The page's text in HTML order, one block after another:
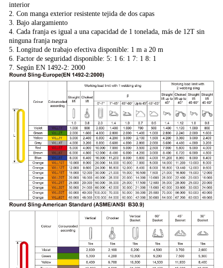
interior
2. Con manga exterior resistente tejida de dos capas
3. Bajo alargamiento
4. Cada franja es igual a una capacidad de 1 tonelada, más de 12T sin
ninguna franja negra
5. Longitud de trabajo efectiva disponible: 1 m a 20 m
6. Factor de seguridad disponible: 5: 1 6: 1 7: 1 8: 1
7. Según EN 1492-2: 2000